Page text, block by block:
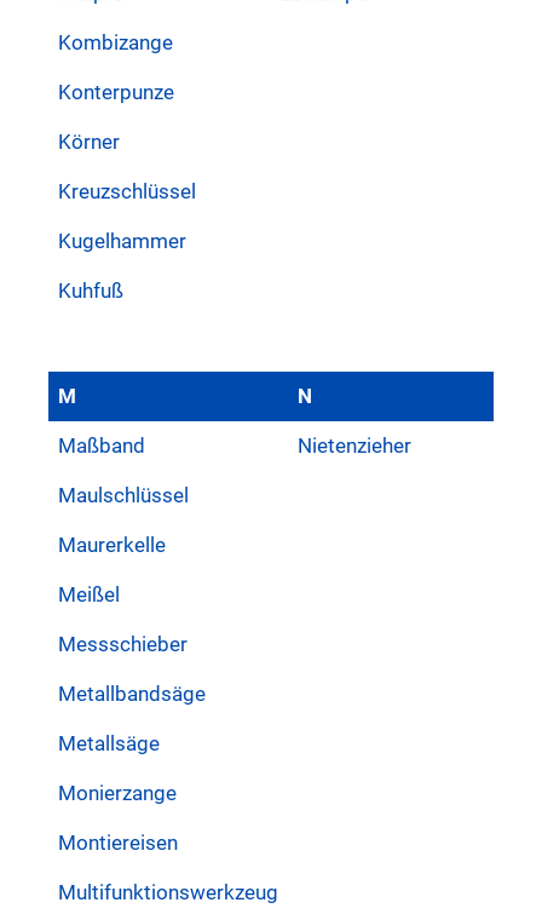
Kombizange
Konterpunze
Körner
Kreuzschlüssel
Kugelhammer
Kuhfuß
M
Maßband
Maulschlüssel
Maurerkelle
Meißel
Messschieber
Metallbandsäge
Metallsäge
Monierzange
Montiereisen
Multifunktionswerkzeug
N
Nietenzieher